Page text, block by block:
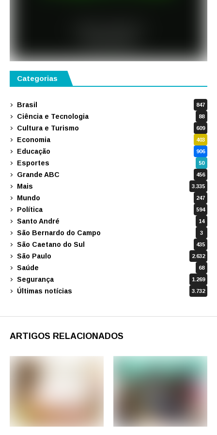
Categorias
Brasil 847
Ciência e Tecnologia 88
Cultura e Turismo 609
Economia 403
Educação 906
Esportes 50
Grande ABC 456
Mais 3.335
Mundo 247
Política 594
Santo André 14
São Bernardo do Campo 3
São Caetano do Sul 435
São Paulo 2.632
Saúde 68
Segurança 1.269
Últimas notícias 3.732
ARTIGOS RELACIONADOS